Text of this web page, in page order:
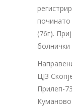
починато
(76г).
болнички
ЦЈЗ
Прилеп-